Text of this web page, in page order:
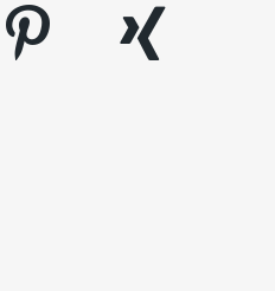
pinterest
xing